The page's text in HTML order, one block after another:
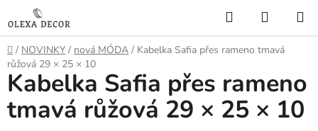
na
obsah
Hledat
KOŠÍK
Domů
/ NOVINKY / nová MÓDA / Kabelka Safia přes rameno tmavá
růžová 29 × 25 × 10
Kabelka Safia přes rameno
tmavá růžová 29 × 25 × 10